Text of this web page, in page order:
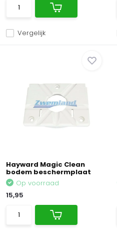
Vergelijk
Hayward Magic Clean
bodem beschermplaat
Op voorraad
15,95